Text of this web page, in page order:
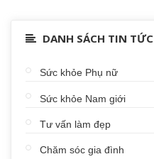
DANH SÁCH TIN TỨC
Sức khỏe Phụ nữ
Sức khỏe Nam giới
Tư vấn làm đẹp
Chăm sóc gia đình